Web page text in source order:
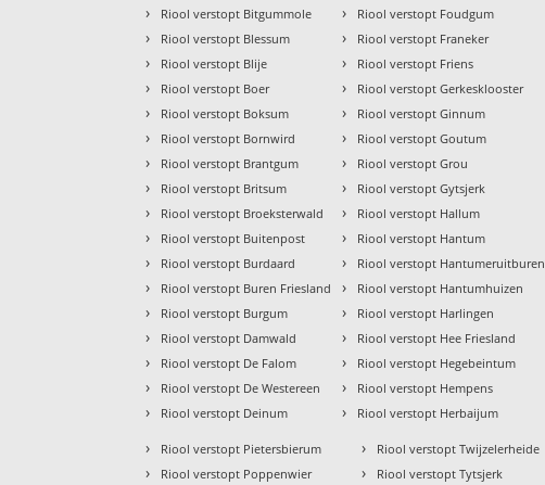
› Riool verstopt Bitgummole
› Riool verstopt Blessum
› Riool verstopt Blije
› Riool verstopt Boer
› Riool verstopt Boksum
› Riool verstopt Bornwird
› Riool verstopt Brantgum
› Riool verstopt Britsum
› Riool verstopt Broeksterwald
› Riool verstopt Buitenpost
› Riool verstopt Burdaard
› Riool verstopt Buren Friesland
› Riool verstopt Burgum
› Riool verstopt Damwald
› Riool verstopt De Falom
› Riool verstopt De Westereen
› Riool verstopt Deinum
› Riool verstopt Foudgum
› Riool verstopt Franeker
› Riool verstopt Friens
› Riool verstopt Gerkesklooster
› Riool verstopt Ginnum
› Riool verstopt Goutum
› Riool verstopt Grou
› Riool verstopt Gytsjerk
› Riool verstopt Hallum
› Riool verstopt Hantum
› Riool verstopt Hantumeruitburen
› Riool verstopt Hantumhuizen
› Riool verstopt Harlingen
› Riool verstopt Hee Friesland
› Riool verstopt Hegebeintum
› Riool verstopt Hempens
› Riool verstopt Herbaijum
› Riool verstopt Pietersbierum
› Riool verstopt Poppenwier
› Riool verstopt Twijzelerheide
› Riool verstopt Tytsjerk